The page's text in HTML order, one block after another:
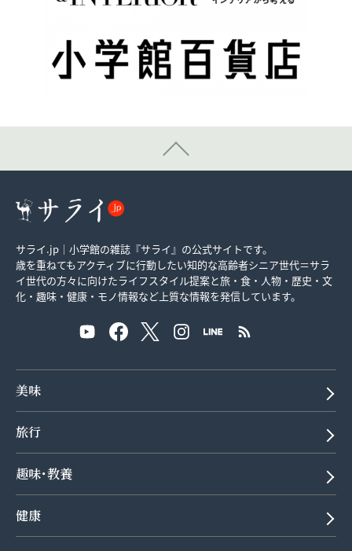
サライ.jp｜小学館の雑誌『サライ』の公式サイトです。
歳を重ねてもアクティブに行動したい知的な高齢者シニア世代＝サラ
イ世代の方々に向けたライフスタイル提案と旅・食・人物・歴史・文
化・趣味・健康・モノ情報など上質な情報を発信しています。
美味
旅行
趣味･教養
健康